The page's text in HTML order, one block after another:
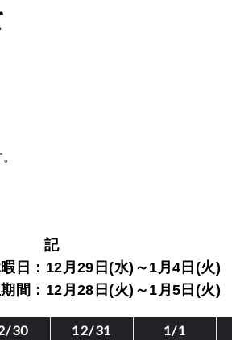
記
日：12月29日(水)～1月4日(火)
間：12月28日(火)～1月5日(火)
30 12/31 1/1